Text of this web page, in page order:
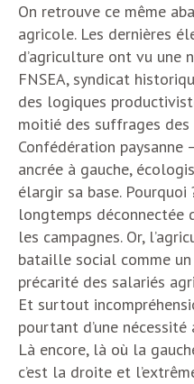
On retrouve ce même
agricole. Les dernières
d’agriculture ont vu
FNSEA, syndicat
des logiques
moitié des suffrages
Confédération
ancrée à gauche,
élargir sa base.
longtemps déconnectée
les campagnes. Or,
bataille social comme
précarité des salariés
Et surtout
pourtant d’une
Là encore, là où la
c’est la droite et